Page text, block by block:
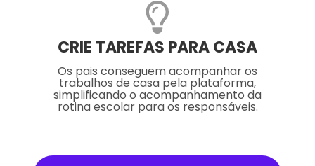
CRIE TAREFAS PARA CASA
Os pais conseguem acompanhar os
trabalhos de casa pela plataforma,
simplificando o acompanhamento da
rotina escolar para os responsáveis.